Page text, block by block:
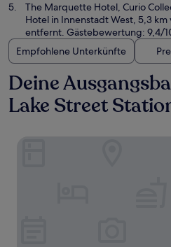
The Marquette Hotel, Curio
Hotel in Innenstadt West, 5,3
entfernt. Gästebewertung: 9,4/
Empfohlene Unterkünfte
Deine
Lake Street
Homewood Suites by Hilton